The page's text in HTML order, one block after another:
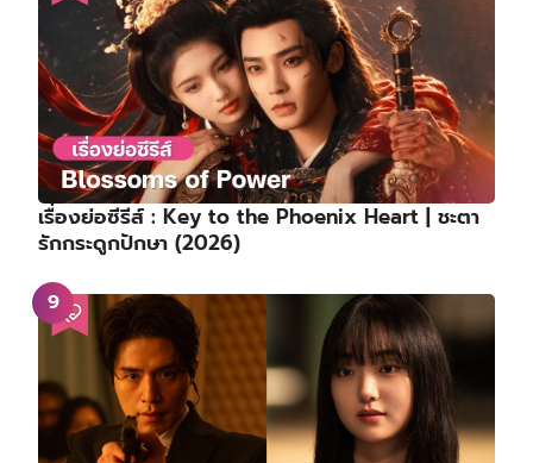
เรื่องย่อซีรีส์ : Key to the Phoenix Heart | ชะตา
รักกระดูกปักษา (2026)